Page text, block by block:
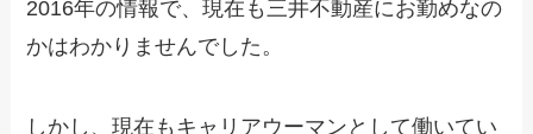
2016年の情報で、現在も三井不動産にお勤めなの
かはわかりませんでした。
しかし、現在もキャリアウーマンとして働いてい